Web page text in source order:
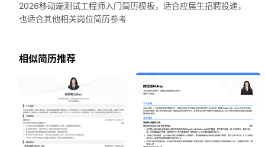
2026移动端测试工程师入门简历模板，适合应届生招聘投递，
也适合其他相关岗位简历参考
相似简历推荐